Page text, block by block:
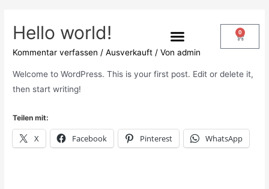
0
Hello world!
Kommentar verfassen /Ausverkauft / Vonadmin
Welcome to WordPress. This is your first post. Edit or delete it,
then start writing!
Teilen mit:
X Facebook Pinterest WhatsApp